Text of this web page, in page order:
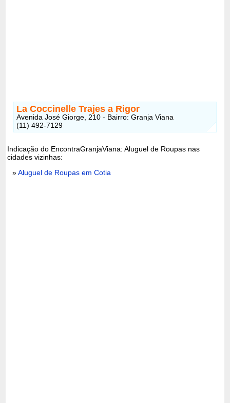
La Coccinelle Trajes a Rigor
Avenida José Giorge, 210 - Bairro: Granja Viana
(11) 492-7129
Indicação do EncontraGranjaViana: Aluguel de Roupas nas
cidades vizinhas:
»Aluguel de Roupas em Cotia